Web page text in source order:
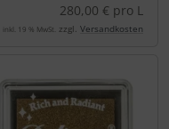
280,00 € pro L
inkl. 19 % MwSt. zzgl. Versandkosten